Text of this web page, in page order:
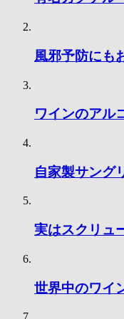
風邪予防にも
ワインのアル
自家製サング
実はスクリュ
世界中のワイ